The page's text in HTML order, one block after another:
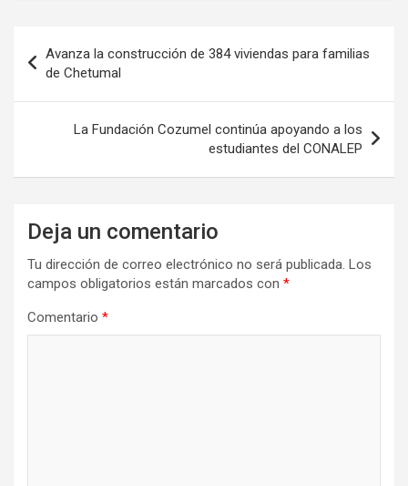
de
entradas
Avanza la construcción de 384 viviendas para familias
de Chetumal
La Fundación Cozumel continúa apoyando a los
estudiantes del CONALEP
Deja un comentario
Tu dirección de correo electrónico no será publicada. Los
campos obligatorios están marcados con *
Comentario *